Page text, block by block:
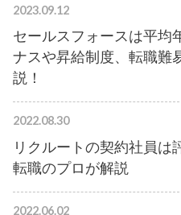
2023.09.12
セールスフォースは平均
ナスや昇給制度、転職難
説！
2022.08.30
リクルートの契約社員は
転職のプロが解説
2022.06.02